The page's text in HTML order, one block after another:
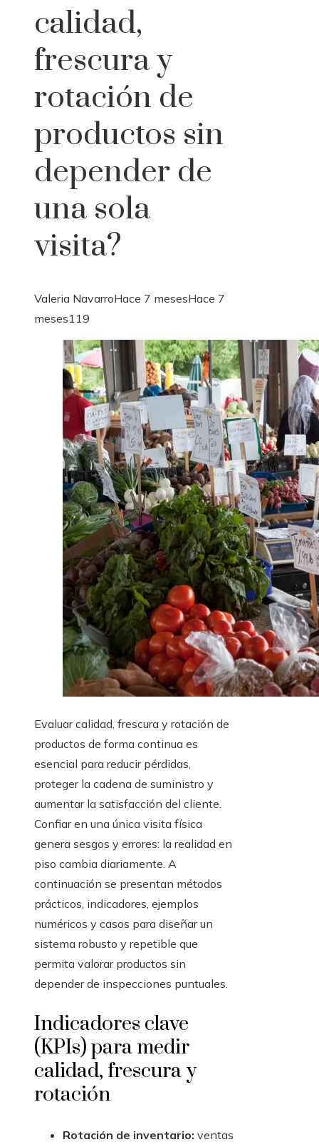
calidad,
frescura y
rotación de
productos sin
depender de
una sola
visita?
Valeria NavarroHace 7 mesesHace 7
meses119
Evaluar calidad, frescura y rotación de
productos de forma continua es
esencial para reducir pérdidas,
proteger la cadena de suministro y
aumentar la satisfacción del cliente.
Confiar en una única visita física
genera sesgos y errores: la realidad en
piso cambia diariamente. A
continuación se presentan métodos
prácticos, indicadores, ejemplos
numéricos y casos para diseñar un
sistema robusto y repetible que
permita valorar productos sin
depender de inspecciones puntuales.
Indicadores clave
(KPIs) para medir
calidad, frescura y
rotación
Rotación de inventario: ventas